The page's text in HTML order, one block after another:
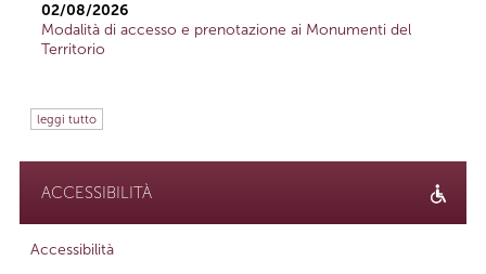
02/08/2026
Modalità di accesso e prenotazione ai Monumenti del
Territorio
leggi tutto
ACCESSIBILITÀ
Accessibilità